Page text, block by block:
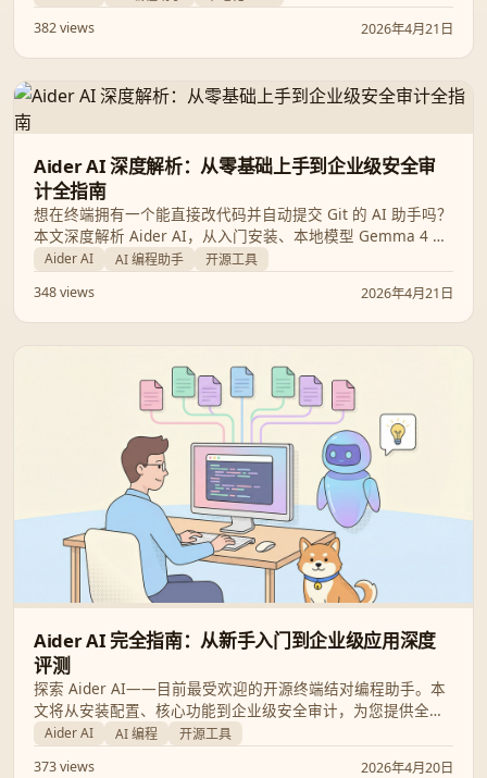
382 views
2026年4月21日
Aider AI 深度解析：从零基础上手到企业级安全审
计全指南
想在终端拥有一个能直接改代码并自动提交 Git 的 AI 助手吗？
本文深度解析 Aider AI，从入门安装、本地模型 Gemma 4 集
成到企业级合规风险评估，助你全面构建高效、安全的 AI 编程
Aider AI AI 编程助手
开源工具
348 views
2026年4月21日
Aider AI 完全指南：从新手入门到企业级应用深度
评测
探索 Aider AI——目前最受欢迎的开源终端结对编程助手。本
文将从安装配置、核心功能到企业级安全审计，为您提供全方
位的深度解析，助您提升编程效率并规避合规风险。
Aider AI AI 编程
开源工具
373 views
2026年4月20日